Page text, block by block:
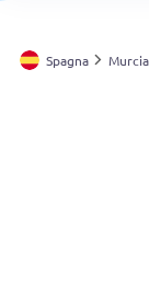
Svizzera
Spagna Murcia